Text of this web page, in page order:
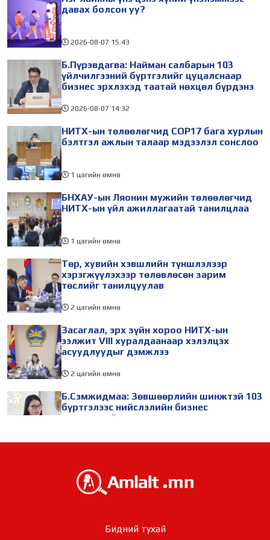
давах болсон уу?
2026-08-07 15:43
Б.Пүрэвдагва: Найман салбарын 103
үйлчилгээний бүртгэлийг цуцалснаар
бизнес эрхлэхэд таатай нөхцөл бүрдэнэ
2026-08-07 14:32
НИТХ-ын төлөөлөгчид COP17 бага хурлын
бэлтгэл ажлын талаар мэдээлэл сонслоо
1 цагийн өмнө
БНХАУ-ын Ляонин мужийн төлөөлөгчид
НИТХ-ын үйл ажиллагаатай танилцлаа
1 цагийн өмнө
Төр, хувийн хэвшлийн түншлэлээр
хэрэгжүүлэхээр төлөвлөсөн зарим
төслийг танилцуулав
2 цагийн өмнө
Засаглал, эрх зүйн хороо НИТХ-ын
ээлжит VIII хуралдаанаар хэлэлцэх
асуудлуудыг дэмжлээ
2 цагийн өмнө
Б.Сэмжидмаа: Зөвшөөрлийн шинжтэй 103
бүртгэлээс нийслэлийн бизнес
эрхлэгчдийг чөлөөллөө
төсвийн талаарх ерөнхий хяналтын
сонсгол зохион байгуулсан байна
УИХ-ын дарга С.Бямбацогт төрийг
Бидний тухай